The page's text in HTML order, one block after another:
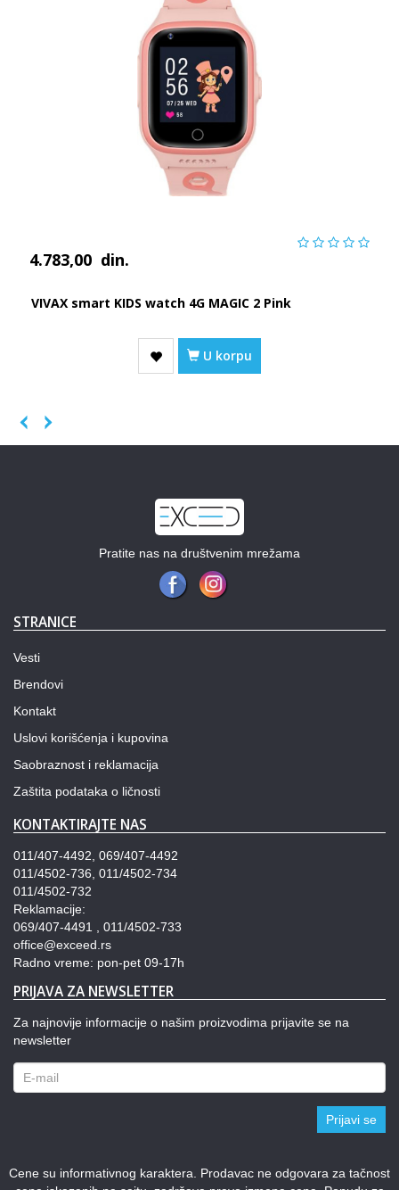
4.783,00 din.
VIVAX smart KIDS watch 4G MAGIC 2 Pink
U korpu
Pratite nas na društvenim mrežama
STRANICE
Vesti
Brendovi
Kontakt
Uslovi korišćenja i kupovina
Saobraznost i reklamacija
Zaštita podataka o ličnosti
KONTAKTIRAJTE NAS
011/407-4492, 069/407-4492
011/4502-736, 011/4502-734
011/4502-732
Reklamacije:
069/407-4491 , 011/4502-733
office@exceed.rs
Radno vreme: pon-pet 09-17h
PRIJAVA ZA NEWSLETTER
Za najnovije informacije o našim proizvodima prijavite se na
newsletter
Prijavi se
Cene su informativnog karaktera. Prodavac ne odgovara za tačnost